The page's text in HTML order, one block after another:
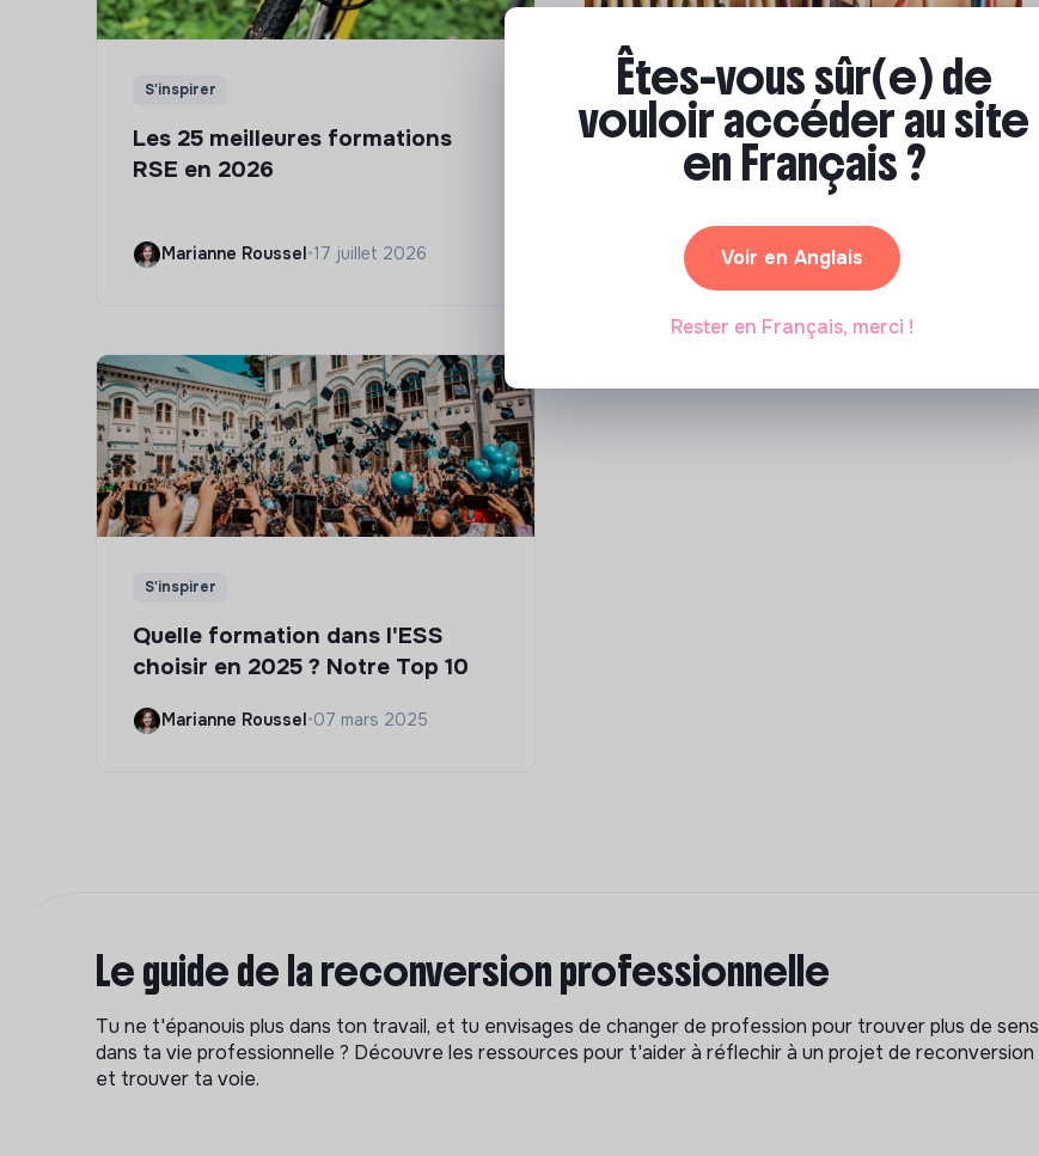
S'inspirer
Les 25 meilleures formations
RSE en 2026
Marianne Roussel•17 juillet 2026
Compétences & formations
Comment se former à la
transition écologique ?
Marianne Roussel •09 janvier 2024
S'inspirer
Quelle formation dans l'ESS
choisir en 2025 ? Notre Top 10
Marianne Roussel•07 mars 2025
Le guide de la reconversion professionnelle
Tu ne t'épanouis plus dans ton travail, et tu envisages de changer de profession pour trouver plus de sens
dans ta vie professionnelle ? Découvre les ressources pour t'aider à réflechir à un projet de reconversion
et trouver ta voie.
Êtes-vous sûr(e) de
vouloir accéder au site
en Français ?
Voir en Anglais
Rester en Français, merci !